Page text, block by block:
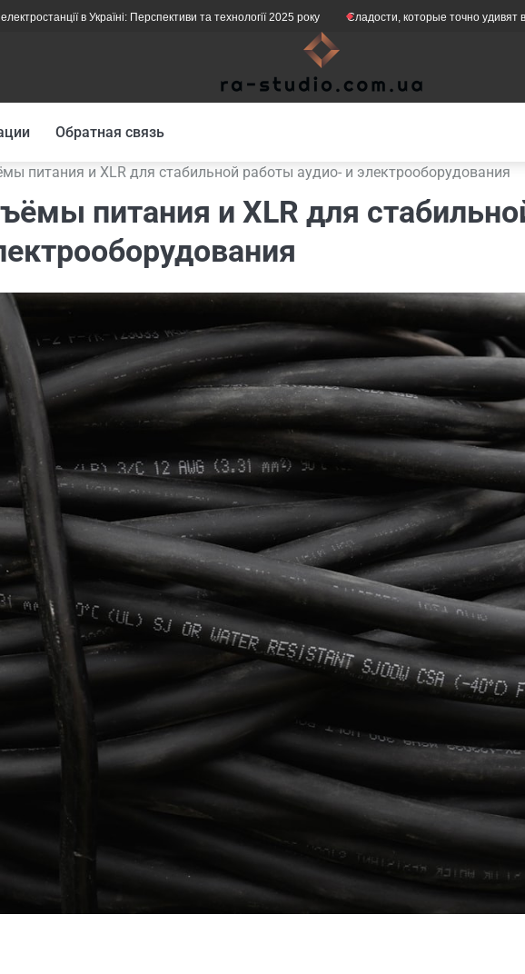
в Україні: Перспективи та технології 2025 року Сладости, которые точно удивят в
Обратная связь
питания и XLR для стабильной работы аудио- и электрооборудования
питания и XLR для